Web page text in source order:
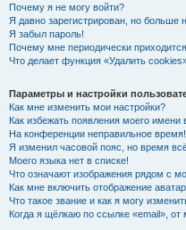
Почему я не могу войти?
Я давно зарегистрирован, но больше
Я забыл пароль!
Почему мне периодически
Что делает функция «Удалить
Параметры и настройки
Как мне изменить мои настройки?
Как избежать появления моего
На конференции неправильное время!
Я изменил часовой пояс, но время
Моего языка нет в списке!
Что означают изображения рядом с
Как мне включить отображение
Что такое звание и как я могу
Когда я щёлкаю по ссылке «email»,